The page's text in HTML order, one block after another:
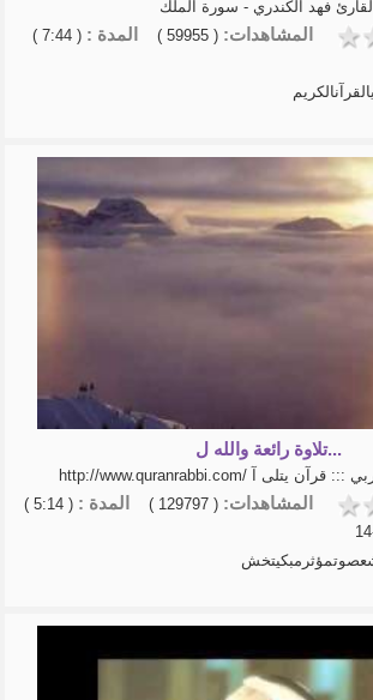
القارئ فهد الكندري - سورة الملك
المشاهدات: ( 59955 ) المدة : ( 7:44 )
تلاوة رائعة والله ل...
المشاهدات: ( 129797 ) المدة : ( 5:14 )